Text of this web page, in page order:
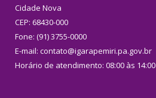
Cidade Nova
CEP: 68430-000
Fone: (91) 3755-0000
E-mail: contato@igarapemiri.pa.gov.br
Horário de atendimento: 08:00 às